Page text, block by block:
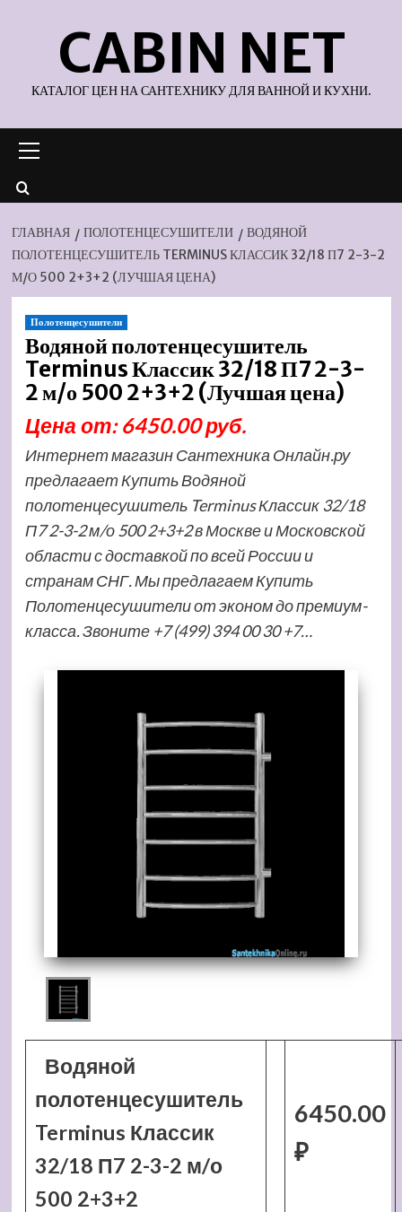
содержимомуCABIN NET
КАТАЛОГ ЦЕН НА САНТЕХНИКУ ДЛЯ ВАННОЙ И КУХНИ.
меню
ГЛАВНАЯ ПОЛОТЕНЦЕСУШИТЕЛИ
ВОДЯНОЙ
ПОЛОТЕНЦЕСУШИТЕЛЬ TERMINUS КЛАССИК 32/18 П7 2-3-2
М/О 500 2+3+2 (ЛУЧШАЯ ЦЕНА)
Полотенцесушители
Водяной полотенцесушитель
Terminus Классик 32/18 П7 2-3-
2 м/о 500 2+3+2 (Лучшая цена)
Цена от: 6450.00 руб.
Интернет магазин Сантехника Онлайн.ру
предлагает Купить Водяной
полотенцесушитель Terminus Классик 32/18
П7 2-3-2 м/о 500 2+3+2 в Москве и Московской
области с доставкой по всей России и
странам СНГ. Мы предлагаем Купить
Полотенцесушители от эконом до премиум-
класса. Звоните +7 (499) 394 00 30 +7…
Водяной
полотенцесушитель
Terminus Классик
32/18 П7 2-3-2 м/о
500 2+3+2
6450.00
₽